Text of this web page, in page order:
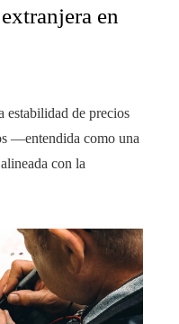
en
estabilidad de precios
—entendida como una
con la